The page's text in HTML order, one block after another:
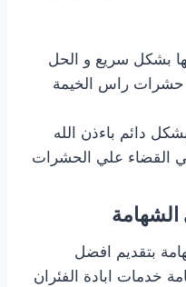
بشكل سريع و الحل
حشرات راس الخيمة
دائم باءذن الله
القضاء علي الحشرات
بتقديم افضل
خدمات ابادة الفئران